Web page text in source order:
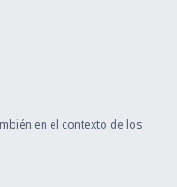
en el contexto de los